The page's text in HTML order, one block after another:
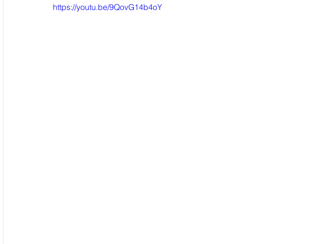
https://youtu.be/9QovG14b4oY